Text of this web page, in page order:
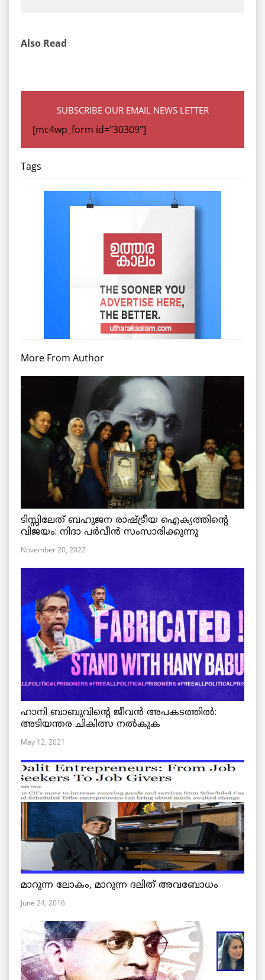
Also Read
SUBSCRIBE OUR EMAIL NEWS LETTER
[mc4wp_form id="30309"]
Tags
More From Author
ടിസ്സിലേത് ബഹുജന രാഷ്ട്രീയ ഐക്യത്തിന്റെ
വിജയം: നിദാ പർവീൻ സംസാരിക്കുന്നു
November 20, 2022
ഹാനി ബാബുവിന്റെ ജീവൻ അപകടത്തിൽ:
അടിയന്തര ചികിത്സ നൽകുക
May 12, 2021
മാറുന്ന ലോകം, മാറുന്ന ദലിത് അവബോധം
June 24, 2016